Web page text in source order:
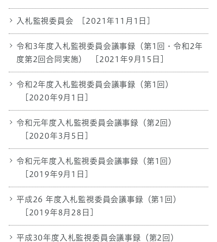
入札監視委員会 [2021年11月1日]
令和3年度入札監視委員会議事録（第1回・令和2年
度第2回合同実施）
[2021年9月15日]
令和2年度入札監視委員会議事録（第1回）
[2020年9月1日]
令和元年度入札監視委員会議事録（第2回）
[2020年3月5日]
令和元年度入札監視委員会議事録（第1回）
[2019年9月1日]
平成26 年度入札監視委員会議事録（第1回）
[2019年8月28日]
平成30年度入札監視委員会議事録（第2回）